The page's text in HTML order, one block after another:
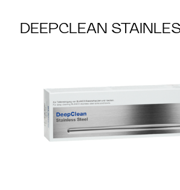
DEEPCLEAN